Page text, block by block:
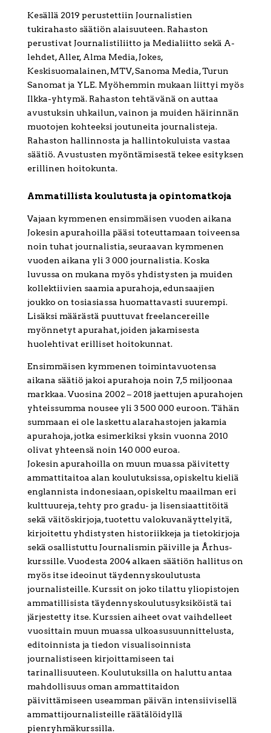
Kesällä 2019 perustettiin Journalistien
tukirahasto säätiön alaisuuteen. Rahaston
perustivat Journalistiliitto ja Medialiitto sekä A-
lehdet, Aller, Alma Media, Jokes,
Keskisuomalainen, MTV, Sanoma Media, Turun
Sanomat ja YLE. Myöhemmin mukaan liittyi myös
Ilkka-yhtymä. Rahaston tehtävänä on auttaa
avustuksin uhkailun, vainon ja muiden häirinnän
muotojen kohteeksi joutuneita journalisteja.
Rahaston hallinnosta ja hallintokuluista vastaa
säätiö. Avustusten myöntämisestä tekee esityksen
erillinen hoitokunta.
Ammatillista koulutusta ja opintomatkoja
Vajaan kymmenen ensimmäisen vuoden aikana
Jokesin apurahoilla pääsi toteuttamaan toiveensa
noin tuhat journalistia, seuraavan kymmenen
vuoden aikana yli 3 000 journalistia. Koska
luvussa on mukana myös yhdistysten ja muiden
kollektiivien saamia apurahoja, edunsaajien
joukko on tosiasiassa huomattavasti suurempi.
Lisäksi määrästä puuttuvat freelancereille
myönnetyt apurahat, joiden jakamisesta
huolehtivat erilliset hoitokunnat.
Ensimmäisen kymmenen toimintavuotensa
aikana säätiö jakoi apurahoja noin 7,5 miljoonaa
markkaa. Vuosina 2002 – 2018 jaettujen apurahojen
yhteissumma nousee yli 3 500 000 euroon. Tähän
summaan ei ole laskettu alarahastojen jakamia
apurahoja, jotka esimerkiksi yksin vuonna 2010
olivat yhteensä noin 140 000 euroa.
Jokesin apurahoilla on muun muassa päivitetty
ammattitaitoa alan koulutuksissa, opiskeltu kieliä
englannista indonesiaan, opiskeltu maailman eri
kulttuureja, tehty pro gradu- ja lisensiaattitöitä
sekä väitöskirjoja, tuotettu valokuvanäyttelyitä,
kirjoitettu yhdistysten historiikkeja ja tietokirjoja
sekä osallistuttu Journalismin päiville ja Århus-
kurssille. Vuodesta 2004 alkaen säätiön hallitus on
myös itse ideoinut täydennyskoulutusta
journalisteille. Kurssit on joko tilattu yliopistojen
ammatillisista täydennyskoulutusyksiköistä tai
järjestetty itse. Kurssien aiheet ovat vaihdelleet
vuosittain muun muassa ulkoasusuunnittelusta,
editoinnista ja tiedon visualisoinnista
journalistiseen kirjoittamiseen tai
tarinallisuuteen. Koulutuksilla on haluttu antaa
mahdollisuus oman ammattitaidon
päivittämiseen useamman päivän intensiivisellä
ammattijournalisteille räätälöidyllä
pienryhmäkurssilla.